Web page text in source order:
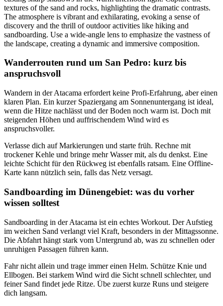
Wanderrouten rund um San Pedro: kurz bis
anspruchsvoll
Wandern in der Atacama erfordert keine Profi-Erfahrung, aber einen
klaren Plan. Ein kurzer Spaziergang am Sonnenuntergang ist ideal,
wenn die Hitze nachlässt und der Boden noch warm ist. Doch mit
steigenden Höhen und auffrischendem Wind wird es
anspruchsvoller.
Verlasse dich auf Markierungen und starte früh. Rechne mit
trockener Kehle und bringe mehr Wasser mit, als du denkst. Eine
leichte Schicht für den Rückweg ist ebenfalls ratsam. Eine Offline-
Karte kann nützlich sein, falls das Netz versagt.
Sandboarding im Dünengebiet: was du vorher
wissen solltest
Sandboarding in der Atacama ist ein echtes Workout. Der Aufstieg
im weichen Sand verlangt viel Kraft, besonders in der Mittagssonne.
Die Abfahrt hängt stark vom Untergrund ab, was zu schnellen oder
unruhigen Passagen führen kann.
Fahr nicht allein und trage immer einen Helm. Schütze Knie und
Ellbogen. Bei starkem Wind wird die Sicht schnell schlechter, und
feiner Sand findet jede Ritze. Übe zuerst kurze Runs und steigere
dich langsam.